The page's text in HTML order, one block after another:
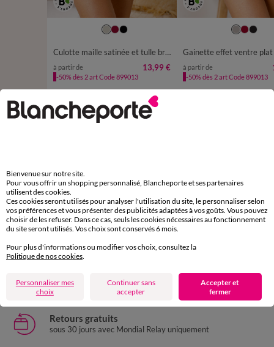
42/44 46/48
Culotte maille satinée et tulle brodé Calenca
à partir de 13,99 €
-50% dès 2 art Code 899013
42/44 46/48
à partir de
-50% dès 2 art Code 899013
Soutien-gorge sans armatures
Paiement 100% sécurisé
Payez plus tard ou en plusieurs fois
domicile, relais, consignes automatiques
Retours gratuits
sous 30 jours avec Mondial Relay uniquement
Bienvenue sur notre site.
Pour vous offrir un shopping personnalisé, Blancheporte et ses partenaires
utilisent des cookies.
Ces cookies seront utilisés pour analyser l'utilisation du site, le personnaliser selon
vos préférences et vous présenter des publicités adaptées à vos goûts. Vous pouvez
choisir de les refuser. Dans ce cas, seuls les cookies nécessaires au fonctionnement
du site seront utilisés. Vos choix sont conservés 6 mois.
Pour plus d'informations ou modifier vos choix, consultez la
Politique de nos cookies.
Personnaliser mes
choix
Continuer sans
accepter
Accepter et
fermer